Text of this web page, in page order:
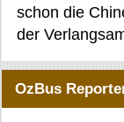
schon die
der
OzBus